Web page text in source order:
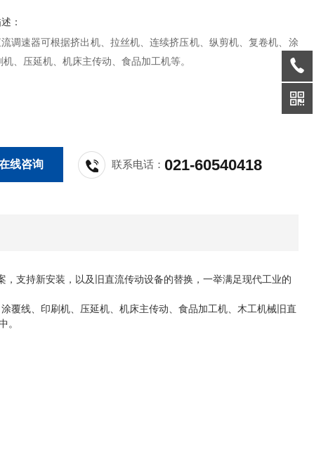
：
调速器可根据挤出机、拉丝机、连续挤压机、纵剪机、复卷机、涂
、压延机、机床主传动、食品加工机等。
线咨询 联系电话：021-60540418
支持新安装，以及旧直流传动设备的替换，一举满足现代工业的
覆线、印刷机、压延机、机床主传动、食品加工机、木工机械旧直
。